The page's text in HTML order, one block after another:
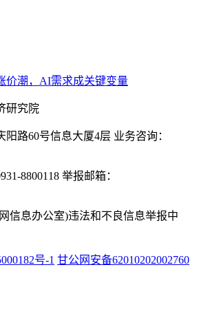
价潮，AI需求成关键变量
研究院
路60号信息大厦4层 业务咨询：
8800118 举报邮箱：
信息办公室)违法和不良信息举报中
号-1 甘公网安备62010202002760